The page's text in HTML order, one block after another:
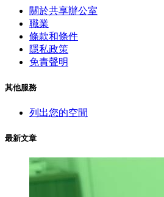
關於共享辦公室
職業
條款和條件
隱私政策
免責聲明
其他服務
列出您的空間
最新文章